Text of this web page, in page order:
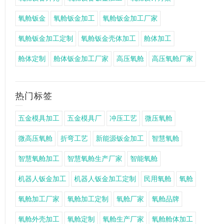
氧舱钣金 氧舱钣金加工 氧舱钣金加工厂家
氧舱钣金加工定制 氧舱钣金壳体加工 舱体加工
舱体定制 舱体钣金加工厂家 高压氧舱 高压氧舱厂家
热门标签
五金模具加工 五金模具厂 冲压工艺 微压氧舱
微高压氧舱 折弯工艺 新能源钣金加工 智慧氧舱
智慧氧舱加工 智慧氧舱生产厂家 智能氧舱
机器人钣金加工 机器人钣金加工定制 民用氧舱 氧舱
氧舱加工厂家 氧舱加工定制 氧舱厂家 氧舱品牌
氧舱外壳加工 氧舱定制 氧舱生产厂家 氧舱舱体加工